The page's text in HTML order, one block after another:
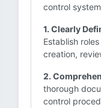
control
1. Clearly
Establish
creation,
2.
thorough
control